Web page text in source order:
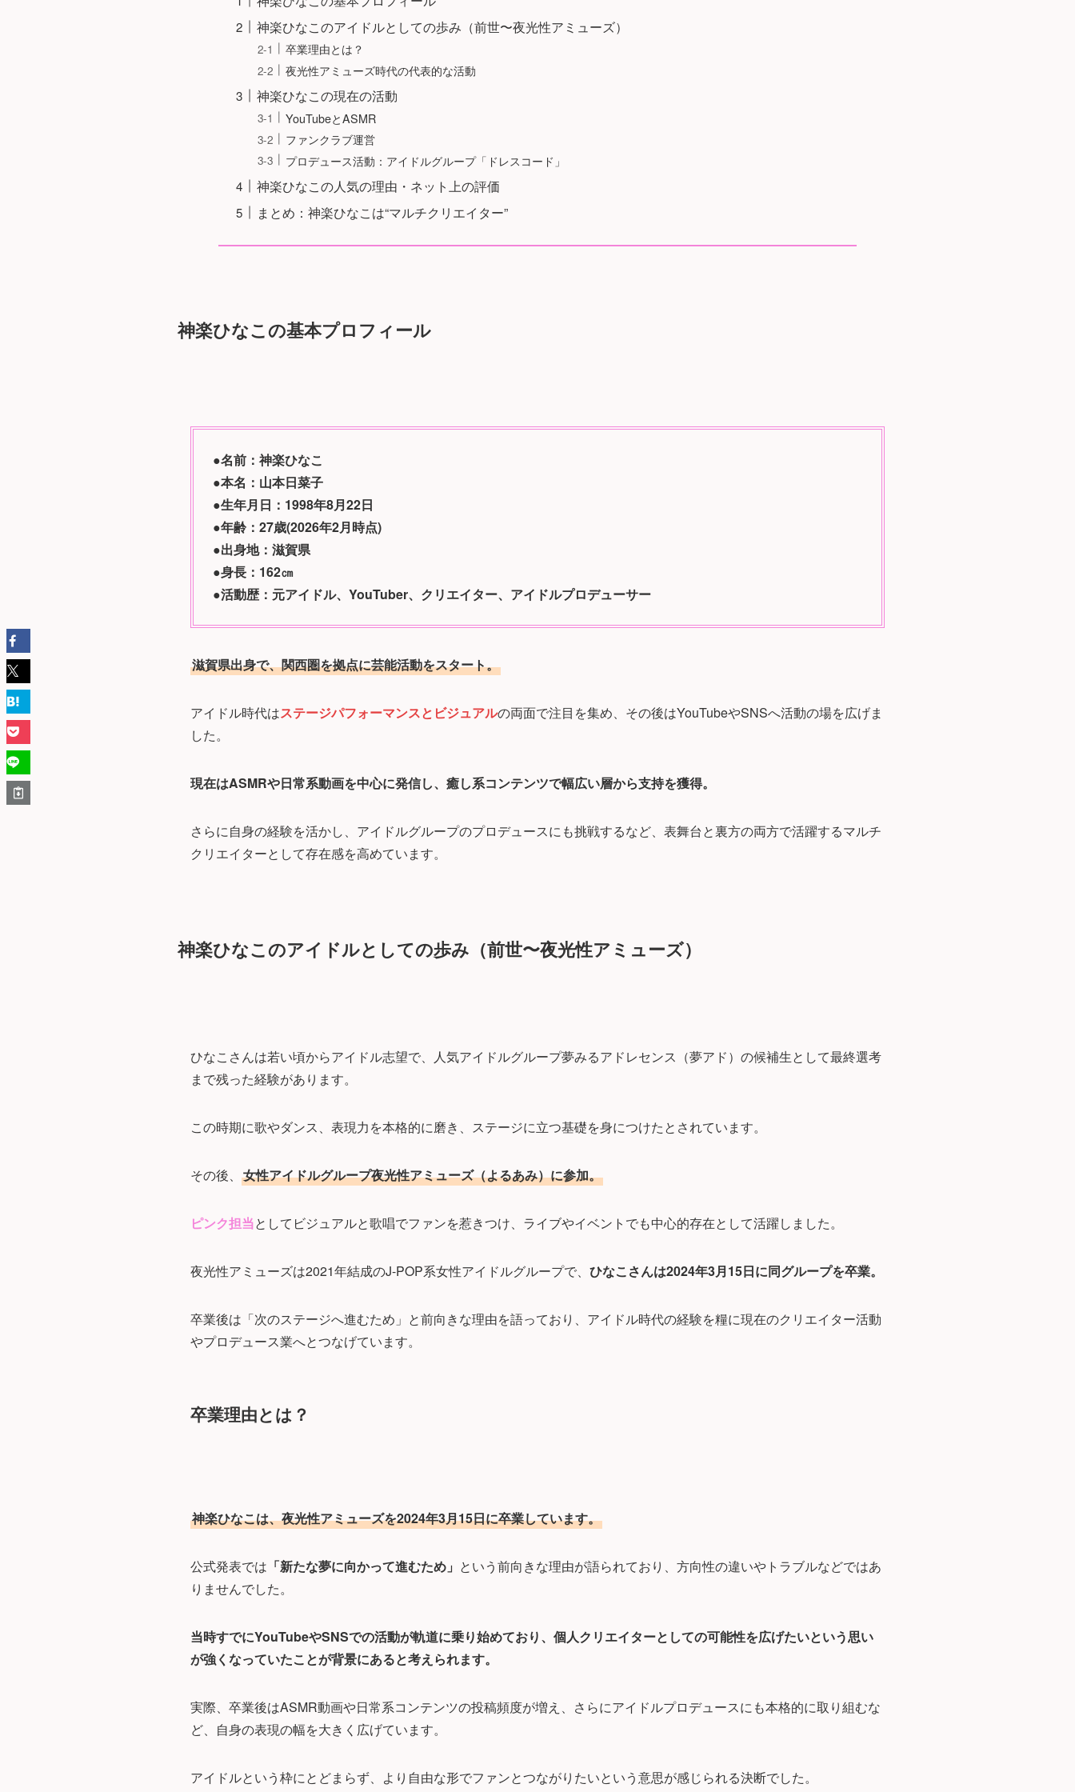
神楽ひなこのアイドルとしての歩み（前世〜夜光性アミューズ）
卒業理由とは？
夜光性アミューズ時代の代表的な活動
神楽ひなこの現在の活動
YouTubeとASMR
ファンクラブ運営
プロデュース活動：アイドルグループ「ドレスコード」
神楽ひなこの人気の理由・ネット上の評価
まとめ：神楽ひなこは“マルチクリエイター”
神楽ひなこの基本プロフィール
●名前：神楽ひなこ
●本名：山本日菜子
●生年月日：1998年8月22日
●年齢：27歳(2026年2月時点)
●出身地：滋賀県
●身長：162㎝
●活動歴：元アイドル、YouTuber、クリエイター、アイドルプロデューサー
滋賀県出身で、関西圏を拠点に芸能活動をスタート。
アイドル時代はステージパフォーマンスとビジュアルの両面で注目を集め、その後はYouTubeやSNSへ活動の場を広げま
した。
現在はASMRや日常系動画を中心に発信し、癒し系コンテンツで幅広い層から支持を獲得。
さらに自身の経験を活かし、アイドルグループのプロデュースにも挑戦するなど、表舞台と裏方の両方で活躍するマルチ
クリエイターとして存在感を高めています。
神楽ひなこのアイドルとしての歩み（前世〜夜光性アミューズ）
ひなこさんは若い頃からアイドル志望で、人気アイドルグループ夢みるアドレセンス（夢アド）の候補生として最終選考
まで残った経験があります。
この時期に歌やダンス、表現力を本格的に磨き、ステージに立つ基礎を身につけたとされています。
その後、 女性アイドルグループ夜光性アミューズ（よるあみ）に参加。
ピンク担当としてビジュアルと歌唱でファンを惹きつけ、ライブやイベントでも中心的存在として活躍しました。
夜光性アミューズは2021年結成のJ-POP系女性アイドルグループで、 ひなこさんは2024年3月15日に同グループを卒業。
卒業後は「次のステージへ進むため」と前向きな理由を語っており、アイドル時代の経験を糧に現在のクリエイター活動
やプロデュース業へとつなげています。
卒業理由とは？
神楽ひなこは、夜光性アミューズを2024年3月15日に卒業しています。
公式発表では 「新たな夢に向かって進むため」 という前向きな理由が語られており、方向性の違いやトラブルなどではあ
りませんでした。
当時すでにYouTubeやSNSでの活動が軌道に乗り始めており、個人クリエイターとしての可能性を広げたいという思い
が強くなっていたことが背景にあると考えられます。
実際、卒業後はASMR動画や日常系コンテンツの投稿頻度が増え、さらにアイドルプロデュースにも本格的に取り組むな
ど、自身の表現の幅を大きく広げています。
アイドルという枠にとどまらず、より自由な形でファンとつながりたいという意思が感じられる決断でした。